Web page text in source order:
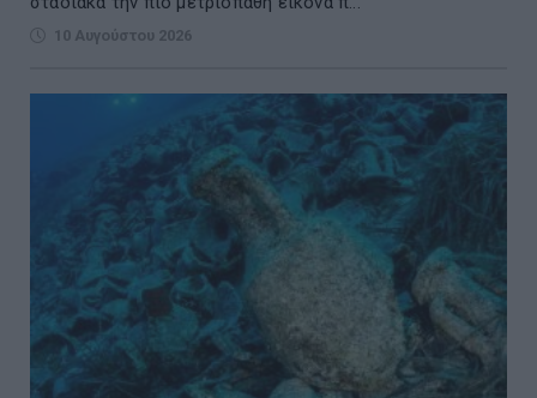
10 Αυγούστου 2026